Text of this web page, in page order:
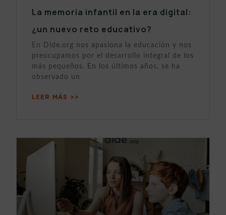
La memoria infantil en la era digital:
¿un nuevo reto educativo?
En Dide.org nos apasiona la educación y nos
preocupamos por el desarrollo integral de los
más pequeños. En los últimos años, se ha
observado un
LEER MÁS >>